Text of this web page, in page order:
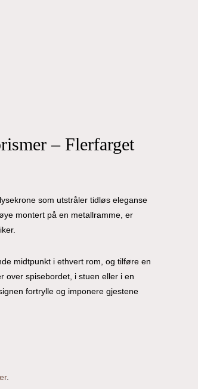
– Flerfarget
som utstråler tidløs eleganse
montert på en metallramme, er
midtpunkt i ethvert rom, og tilføre en
over spisebordet, i stuen eller i en
fortrylle og imponere gjestene
.